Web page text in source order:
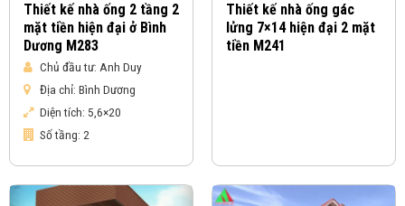
Thiết kế nhà ống 2 tầng 2
mặt tiền hiện đại ở Bình
Dương M283
Chủ đầu tư: Anh Duy
Địa chỉ: Bình Dương
Diện tích: 5,6×20
Số tầng: 2
Thiết kế nhà ống gác
lửng 7×14 hiện đại 2 mặt
tiền M241